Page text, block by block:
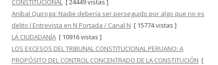
Aníbal Quiroga: Nadie debería ser perseguido por algo que no es
delito I Entrevista en N Portada / Canal N [ 15774 vistas ]
LA CIUDADANÍA [ 10916 vistas ]
LOS EXCESOS DEL TRIBUNAL CONSTITUCIONAL PERUANO: A
PROPÓSITO DEL CONTROL CONCENTRADO DE LA CONSTITUCIÓN [